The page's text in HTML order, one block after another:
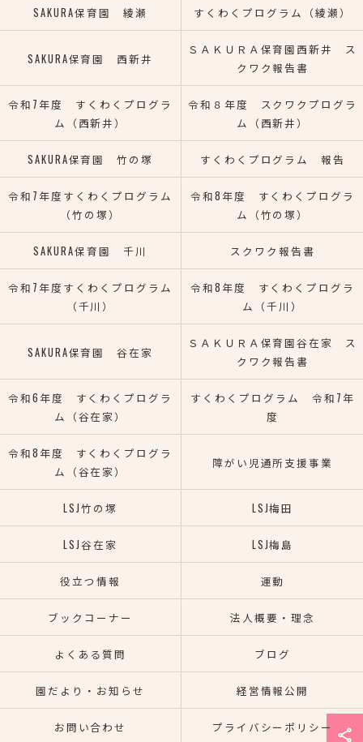
SAKURA保育園 綾瀬 すくわくプログラム（綾瀬）
SAKURA保育園 西新井
ＳＡＫＵＲＡ保育園西新井 ス
クワク報告書
令和7年度 すくわくプログラ
ム（西新井）
令和８年度 スクワクプログラ
ム（西新井）
SAKURA保育園 竹の塚 すくわくプログラム 報告
令和7年度すくわくプログラム
（竹の塚）
令和8年度 すくわくプログラ
ム（竹の塚）
SAKURA保育園 千川 スクワク報告書
令和7年度すくわくプログラム
（千川）
令和8年度 すくわくプログラ
ム（千川）
SAKURA保育園 谷在家
ＳＡＫＵＲＡ保育園谷在家 ス
クワク報告書
令和6年度 すくわくプログラ
ム（谷在家）
すくわくプログラム 令和7年
度
令和8年度 すくわくプログラ
ム（谷在家）
障がい児通所支援事業
LSJ竹の塚 LSJ梅田
LSJ谷在家 LSJ梅島
役立つ情報 運動
ブックコーナー 法人概要・理念
よくある質問 ブログ
園だより・お知らせ 経営情報公開
お問い合わせ プライバシーポリシー